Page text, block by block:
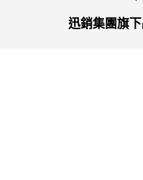
迅銷集團旗